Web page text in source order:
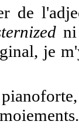
de
ni
je